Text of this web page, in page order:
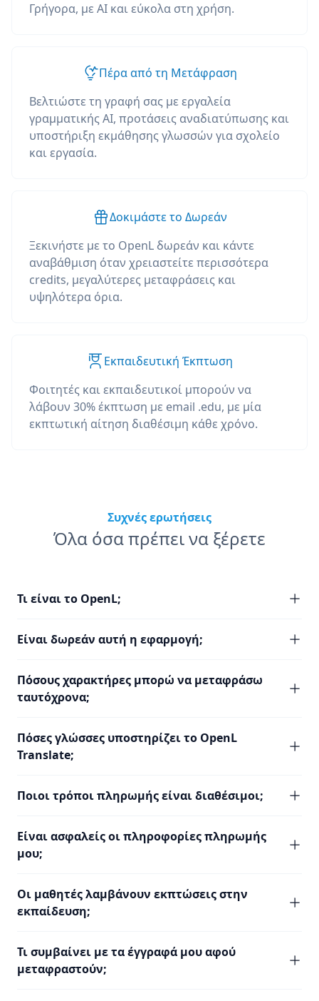
Γρήγορα, με AI και εύκολα στη χρήση.
Πέρα από τη Μετάφραση
Βελτιώστε τη γραφή σας με εργαλεία
γραμματικής AI, προτάσεις αναδιατύπωσης και
υποστήριξη εκμάθησης γλωσσών για σχολείο
και εργασία.
Δοκιμάστε το Δωρεάν
Ξεκινήστε με το OpenL δωρεάν και κάντε
αναβάθμιση όταν χρειαστείτε περισσότερα
credits, μεγαλύτερες μεταφράσεις και
υψηλότερα όρια.
Εκπαιδευτική Έκπτωση
Φοιτητές και εκπαιδευτικοί μπορούν να
λάβουν 30% έκπτωση με email .edu, με μία
εκπτωτική αίτηση διαθέσιμη κάθε χρόνο.
Συχνές ερωτήσεις
Όλα όσα πρέπει να ξέρετε
Τι είναι το OpenL;
Είναι δωρεάν αυτή η εφαρμογή;
Πόσους χαρακτήρες μπορώ να μεταφράσω
ταυτόχρονα;
Πόσες γλώσσες υποστηρίζει το OpenL
Translate;
Ποιοι τρόποι πληρωμής είναι διαθέσιμοι;
Είναι ασφαλείς οι πληροφορίες πληρωμής
μου;
Οι μαθητές λαμβάνουν εκπτώσεις στην
εκπαίδευση;
Τι συμβαίνει με τα έγγραφά μου αφού
μεταφραστούν;